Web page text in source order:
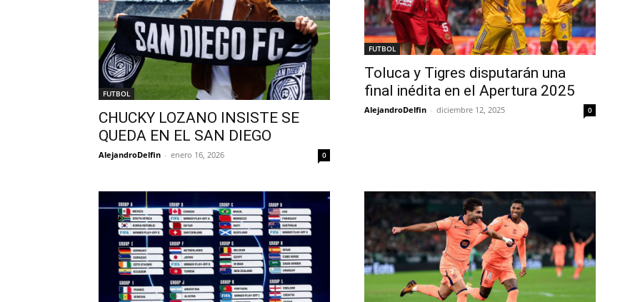
FUTBOL
CHUCKY LOZANO INSISTE SE
QUEDA EN EL SAN DIEGO
AlejandroDelfin - enero 16, 2026 0
FUTBOL
Toluca y Tigres disputarán una
final inédita en el Apertura 2025
AlejandroDelfin - diciembre 12, 2025 0